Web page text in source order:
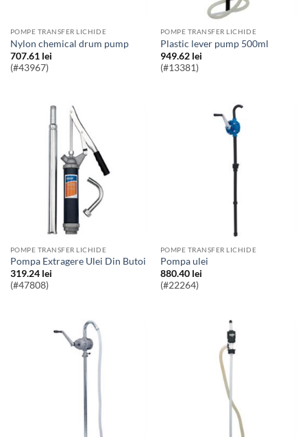
POMPE TRANSFER LICHIDE
nylon chemical drum pump
707.61 lei
(#43967)
POMPE TRANSFER LICHIDE
plastic lever pump 500ml
949.62 lei
(#13381)
POMPE TRANSFER LICHIDE
Pompa Extragere Ulei Din Butoi
319.24 lei
(#47808)
POMPE TRANSFER LICHIDE
Pompa ulei
880.40 lei
(#22264)